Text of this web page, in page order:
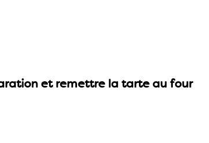
et remettre la tarte au four